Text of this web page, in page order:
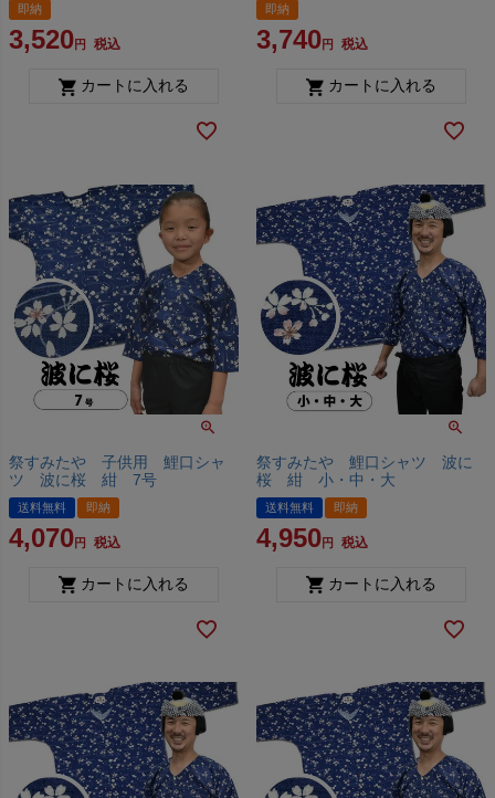
即納
3,520 税込
カートに入れる
即納
3,740 税込
カートに入れる
祭すみたや 子供用 鯉口シャ
ツ 波に桜 紺 7号
送料無料 即納
4,070 税込
カートに入れる
祭すみたや 鯉口シャツ 波に
桜 紺 小・中・大
送料無料 即納
4,950 税込
カートに入れる